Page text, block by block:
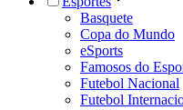
Basquete
Copa do Mundo
eSports
Famosos do
Futebol Nacional
Futebol